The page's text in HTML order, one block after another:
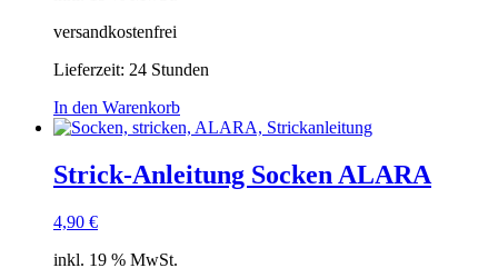
versandkostenfrei
Lieferzeit: 24 Stunden
In den Warenkorb
Strick-Anleitung Socken ALARA
4,90 €
inkl. 19 % MwSt.